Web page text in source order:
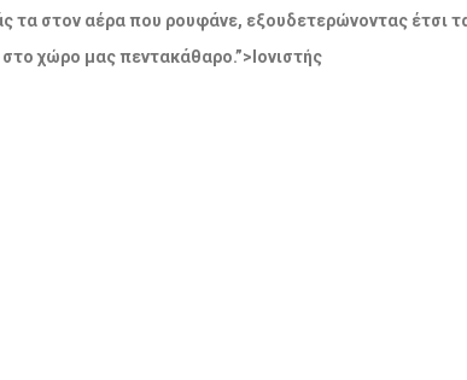
τα στον αέρα που ρουφάνε, εξουδετερώνοντας έτσι
χώρο μας πεντακάθαρο.”>Ιονιστής